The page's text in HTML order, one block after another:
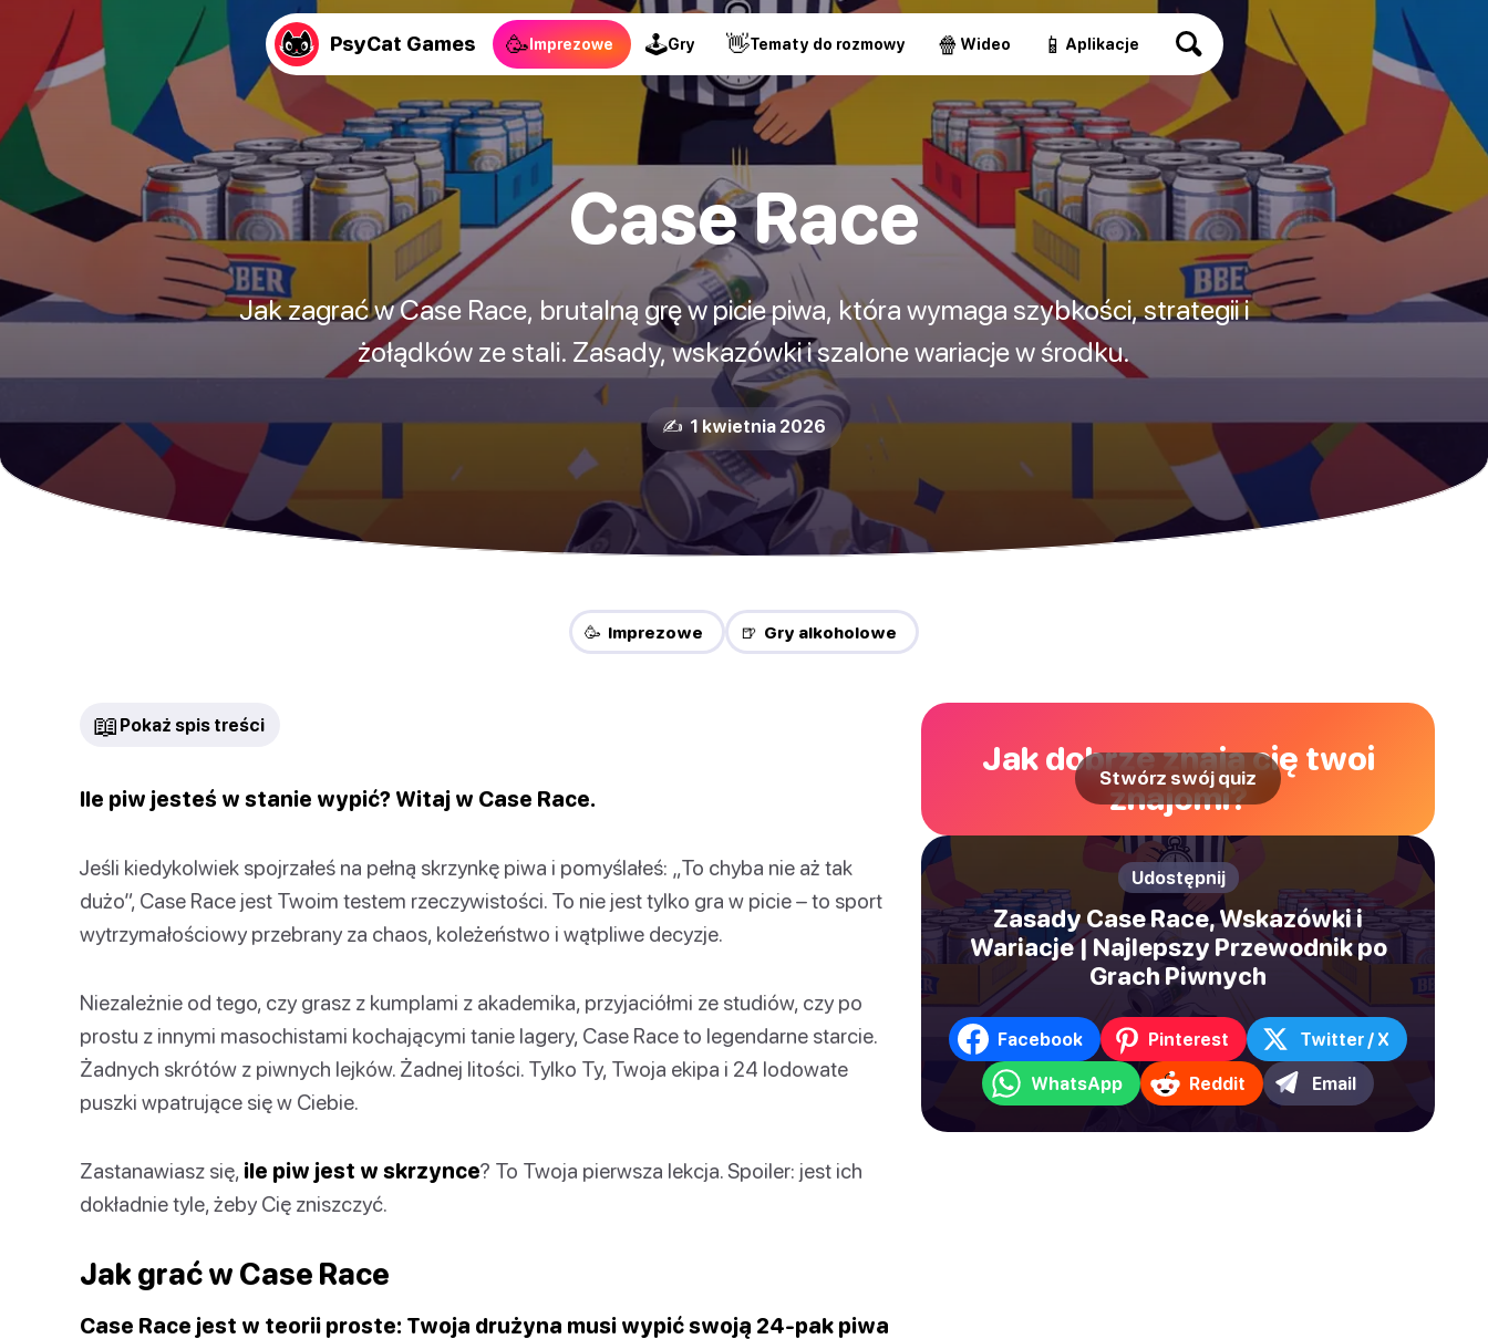
PsyCat Games 🥳Imprezowe 🕹Gry 👋Tematy do rozmowy 🍿 Wideo 📱 Aplikacje
Case Race
Jak zagrać w Case Race, brutalną grę w picie piwa, która wymaga szybkości, strategii i
żołądków ze stali. Zasady, wskazówki i szalone wariacje w środku.
✍️ 1 kwietnia 2026
🥳 Imprezowe 🍺 Gry alkoholowe
📖 Pokaż spis treści
Ile piw jesteś w stanie wypić? Witaj w Case Race.
Jeśli kiedykolwiek spojrzałeś na pełną skrzynkę piwa i pomyślałeś: „To chyba nie aż tak
dużo”, Case Race jest Twoim testem rzeczywistości. To nie jest tylko gra w picie – to sport
wytrzymałościowy przebrany za chaos, koleżeństwo i wątpliwe decyzje.
Niezależnie od tego, czy grasz z kumplami z akademika, przyjaciółmi ze studiów, czy po
prostu z innymi masochistami kochającymi tanie lagery, Case Race to legendarne starcie.
Żadnych skrótów z piwnych lejków. Żadnej litości. Tylko Ty, Twoja ekipa i 24 lodowate
puszki wpatrujące się w Ciebie.
Zastanawiasz się, ile piw jest w skrzynce? To Twoja pierwsza lekcja. Spoiler: jest ich
dokładnie tyle, żeby Cię zniszczyć.
Jak grać w Case Race
Case Race jest w teorii proste: Twoja drużyna musi wypić swoją 24-pak piwa
Jak dobrze znają cię twoi
znajomi?
Stwórz swój quiz
Udostępnij
Zasady Case Race, Wskazówki i
Wariacje | Najlepszy Przewodnik po
Grach Piwnych
Facebook Pinterest Twitter / X
WhatsApp Reddit Email